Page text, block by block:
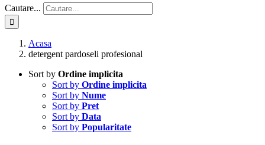
Cautare...
Acasa
detergent pardoseli profesional
Sort by Ordine implicita
Sort by Ordine implicita
Sort by Nume
Sort by Pret
Sort by Data
Sort by Popularitate